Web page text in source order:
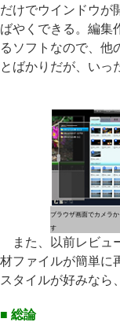
だけでウインドウが
ばやくできる。編集
るソフトなので、他
とばかりだが、いっ
ブラウザ画面でカメラ
す
また、以前レビュ
材ファイルが簡単に
スタイルが好みなら
■ 総論